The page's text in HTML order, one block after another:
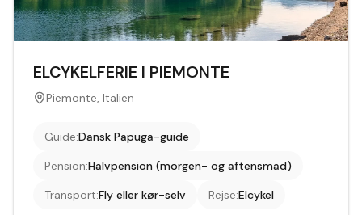
ELCYKELFERIE I PIEMONTE
Piemonte, Italien
Guide:Dansk Papuga-guide
Pension:Halvpension (morgen- og aftensmad)
Transport:Fly eller kør-selv Rejse:Elcykel